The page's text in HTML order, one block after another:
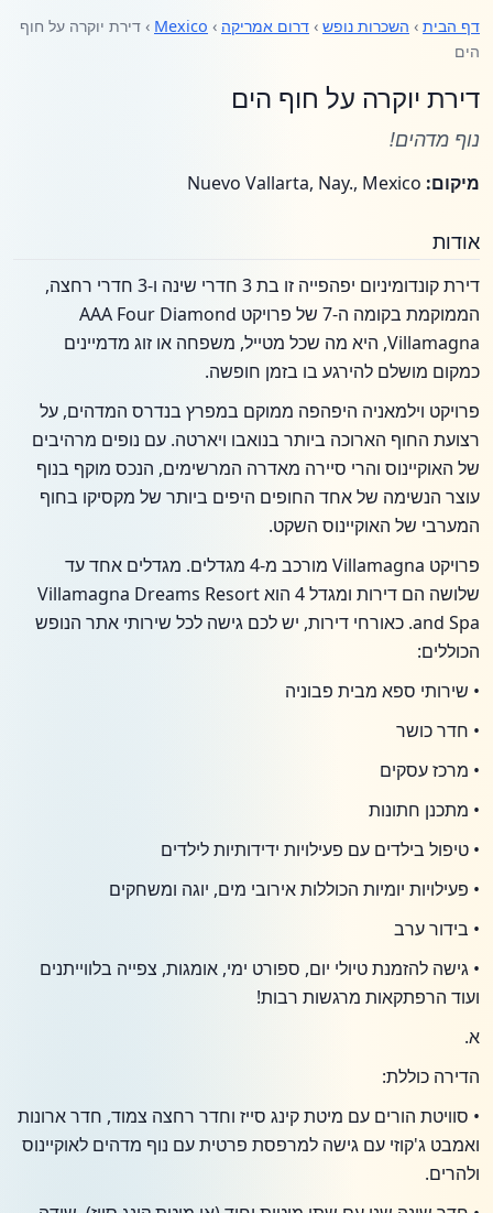
דף הבית › השכרות נופש › דרום אמריקה ›
Mexico › דירת יוקרה על חוף
הים
דירת יוקרה על חוף הים
נוף מדהים!
מיקום:
אודות
דירת קונדומיניום יפהפייה זו בת 3 חדרי שינה ו-3 חדרי רחצה,
הממוקמת בקומה ה-7 של פרויקט AAA Four Diamond
Villamagna, היא מה שכל מטייל, משפחה או זוג מדמיינים
כמקום מושלם להירגע בו בזמן חופשה.
פרויקט וילמאניה היפהפה ממוקם במפרץ בנדרס המדהים, על
רצועת החוף הארוכה ביותר בנואבו ויארטה. עם נופים מרהיבים
של האוקיינוס והרי סיירה מאדרה המרשימים, הנכס מוקף בנוף
עוצר הנשימה של אחד החופים היפים ביותר של מקסיקו בחוף
המערבי של האוקיינוס השקט.
פרויקט Villamagna מורכב מ-4 מגדלים. מגדלים אחד עד
שלושה הם דירות ומגדל 4 הוא Villamagna Dreams Resort
and Spa. כאורחי דירות, יש לכם גישה לכל שירותי אתר הנופש
הכוללים:
• שירותי ספא מבית פבוניה
• חדר כושר
• מרכז עסקים
• מתכנן חתונות
• טיפול בילדים עם פעילויות ידידותיות לילדים
• פעילויות יומיות הכוללות אירובי מים, יוגה ומשחקים
• בידור ערב
• גישה להזמנת טיולי יום, ספורט ימי, אומגות, צפייה בלווייתנים
ועוד הרפתקאות מרגשות רבות!
א.
הדירה כוללת:
• סוויטת הורים עם מיטת קינג סייז וחדר רחצה צמוד, חדר ארונות
ואמבט ג'קוזי עם גישה למרפסת פרטית עם נוף מדהים לאוקיינוס
ולהרים.